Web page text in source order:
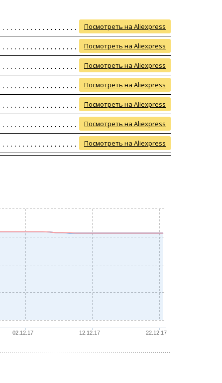
Посмотреть на Aliexpress
Посмотреть на Aliexpress
Посмотреть на Aliexpress
Посмотреть на Aliexpress
Посмотреть на Aliexpress
Посмотреть на Aliexpress
Посмотреть на Aliexpress
02.12.17 12.12.17 22.12.17